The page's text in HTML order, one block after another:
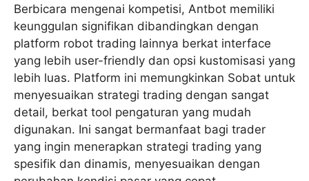
Berbicara mengenai kompetisi, Antbot memiliki
keunggulan signifikan dibandingkan dengan
platform robot trading lainnya berkat interface
yang lebih user-friendly dan opsi kustomisasi yang
lebih luas. Platform ini memungkinkan Sobat untuk
menyesuaikan strategi trading dengan sangat
detail, berkat tool pengaturan yang mudah
digunakan. Ini sangat bermanfaat bagi trader
yang ingin menerapkan strategi trading yang
spesifik dan dinamis, menyesuaikan dengan